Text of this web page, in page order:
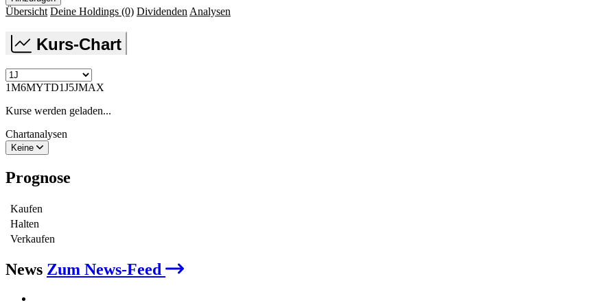
Übersicht Deine Holdings (0) Dividenden Analysen
Kurs-Chart
1M6MYTD1J5JMAX
Kurse werden geladen...
Chartanalysen
Keine
Prognose
Kaufen
Halten
Verkaufen
News Zum News-Feed